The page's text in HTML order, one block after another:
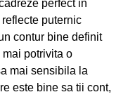
perfect in
puternic
contur bine definit
potrivita o
mai sensibila la
este bine sa tii cont,